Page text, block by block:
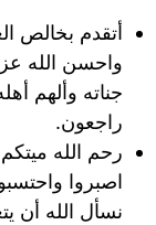
أتقدم بخالص
واحسن الله
جناته وألهم
راجعون.
رحم الله
اصبروا
نسأل الله أن